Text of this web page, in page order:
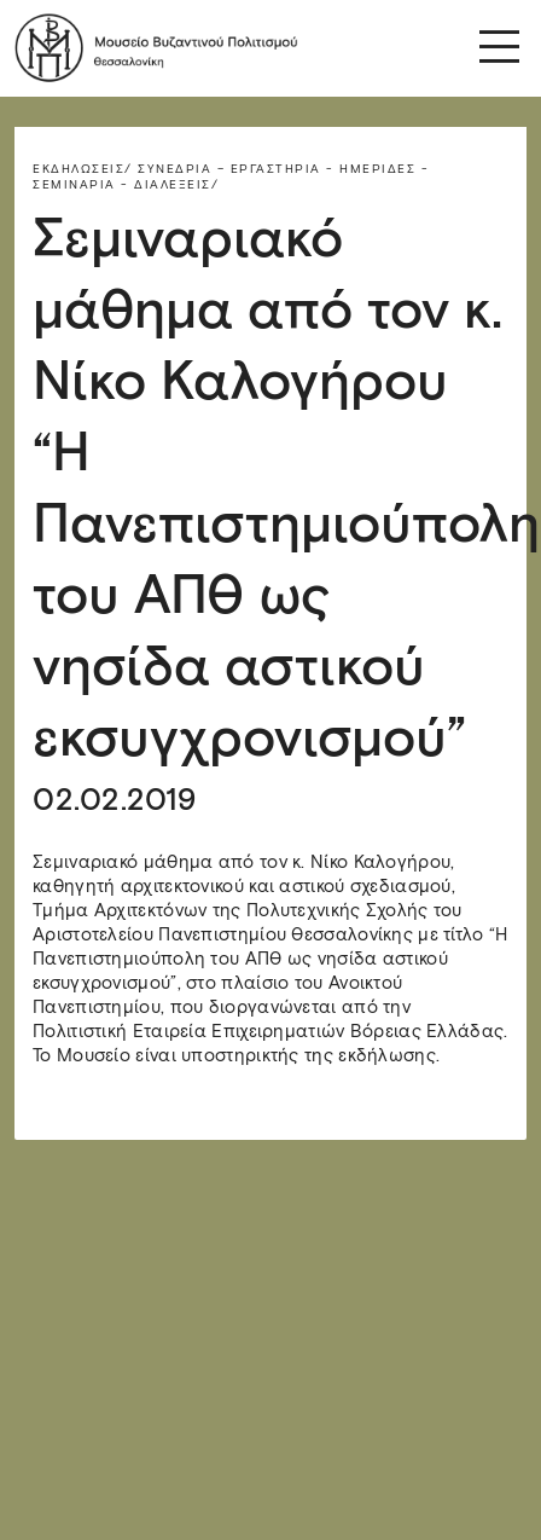
ΕΚΔΗΛΏΣΕΙΣ/ ΣΥΝΈΔΡΙΑ – ΕΡΓΑΣΤΉΡΙΑ - ΗΜΕΡΊΔΕΣ -
ΣΕΜΙΝΆΡΙΑ - ΔΙΑΛΈΞΕΙΣ/
Σεμιναριακό
μάθημα από τον κ.
Νίκο Καλογήρου
“Η
Πανεπιστημιούπολη
του ΑΠΘ ως
νησίδα αστικού
εκσυγχρονισμού”
02.02.2019
Σεμιναριακό μάθημα από τον κ. Νίκο Καλογήρου,
καθηγητή αρχιτεκτονικού και αστικού σχεδιασμού,
Τμήμα Αρχιτεκτόνων της Πολυτεχνικής Σχολής του
Αριστοτελείου Πανεπιστημίου Θεσσαλονίκης με τίτλο “Η
Πανεπιστημιούπολη του ΑΠΘ ως νησίδα αστικού
εκσυγχρονισμού”, στο πλαίσιο του Ανοικτού
Πανεπιστημίου, που διοργανώνεται από την
Πολιτιστική Εταιρεία Επιχειρηματιών Βόρειας Ελλάδας.
Το Μουσείο είναι υποστηρικτής της εκδήλωσης.